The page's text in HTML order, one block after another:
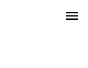
menu